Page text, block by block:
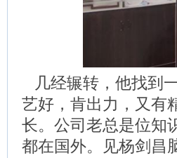
几经辗转，他找到
艺好，肯出力，又有
长。公司老总是位知
都在国外。见杨剑昌